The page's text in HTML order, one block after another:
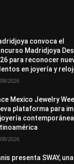
Metales
Mundo
Opiniones
Secciones
convoca el
Madridjoya
para reconocer
en joyería y
2026
Mexico Jewelry
plataforma para
joyería
2026
presenta SWAY, una